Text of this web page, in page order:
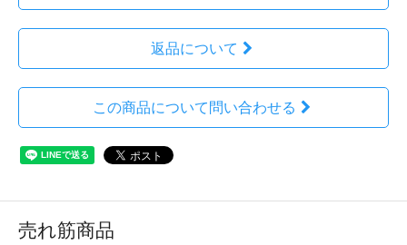
返品について
この商品について問い合わせる
売れ筋商品